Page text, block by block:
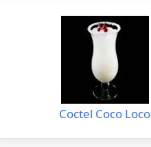
Coctel Coco Loco